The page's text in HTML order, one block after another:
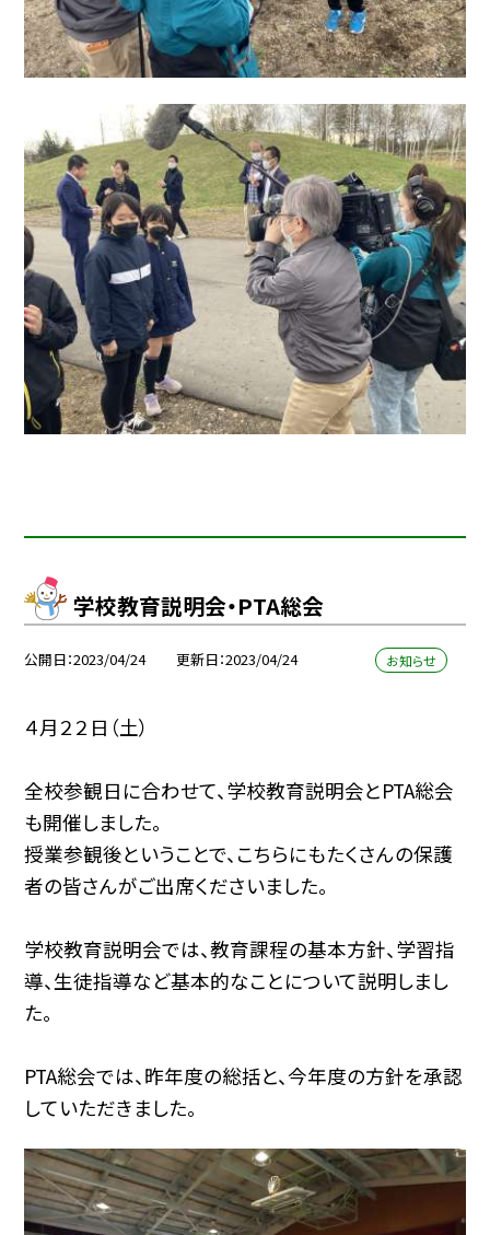
学校教育説明会・PTA総会
公開日 2023/04/24 更新日 2023/04/24 お知らせ
４月２２日（土）
全校参観日に合わせて、学校教育説明会とPTA総会
も開催しました。
授業参観後ということで、こちらにもたくさんの保護
者の皆さんがご出席くださいました。
学校教育説明会では、教育課程の基本方針、学習指
導、生徒指導など基本的なことについて説明しまし
た。
PTA総会では、昨年度の総括と、今年度の方針を承認
していただきました。